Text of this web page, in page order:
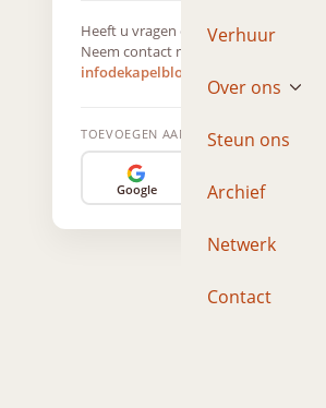
Verhuur
Over ons
Steun ons
Archief
Netwerk
Contact
Heeft u vragen over dit evenement?
Neem contact met ons op via
infodekapelbloemendaal@gmail.com
TOEVOEGEN AAN AGENDA
Google Apple